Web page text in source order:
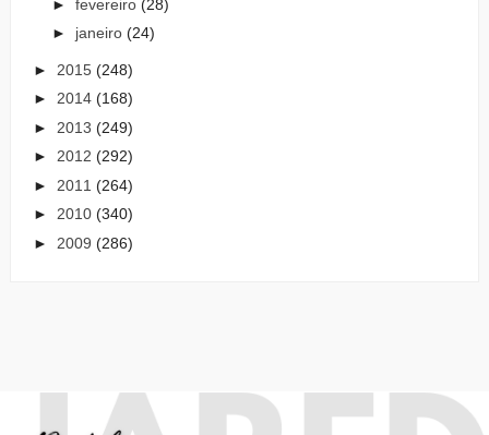
► fevereiro (28)
► janeiro (24)
► 2015 (248)
► 2014 (168)
► 2013 (249)
► 2012 (292)
► 2011 (264)
► 2010 (340)
► 2009 (286)